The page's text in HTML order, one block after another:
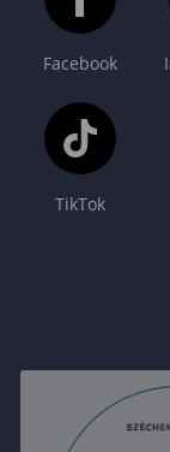
Facebook
TikTok